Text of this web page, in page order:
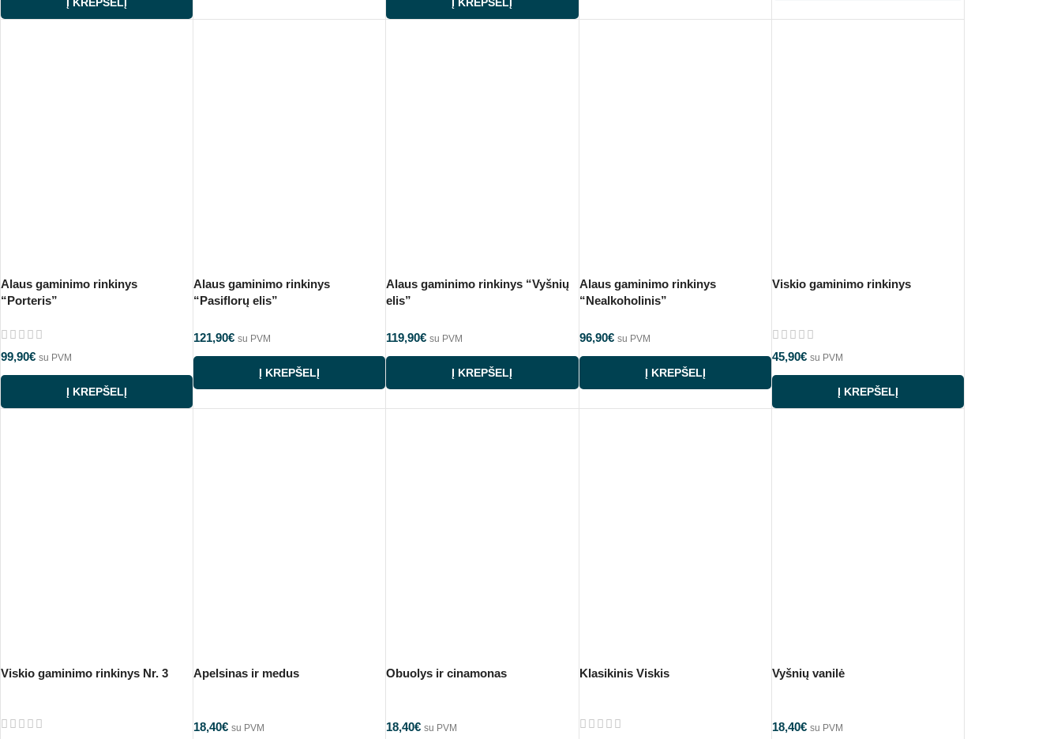
Į KREPŠELĮ Į KREPŠELĮ
Alaus gaminimo rinkinys
“Porteris”
99,90€ su PVM
Į KREPŠELĮ
Alaus gaminimo rinkinys
“Pasiflorų elis”
121,90€ su PVM
Į KREPŠELĮ
Alaus gaminimo rinkinys “Vyšnių
elis”
119,90€ su PVM
Į KREPŠELĮ
Alaus gaminimo rinkinys
“Nealkoholinis”
96,90€ su PVM
Į KREPŠELĮ
Viskio gaminimo rinkinys
45,90€ su PVM
Į KREPŠELĮ
Viskio gaminimo rinkinys Nr. 3 Apelsinas ir medus
18,40€ su PVM
Obuolys ir cinamonas
18,40€ su PVM
Klasikinis Viskis Vyšnių vanilė
18,40€ su PVM